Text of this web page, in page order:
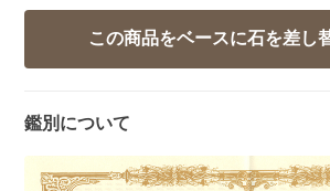
鑑別について